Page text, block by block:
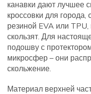
канавки дают лучшее
кроссовки для
резиной EVA или
скользят. Для
подошву с
микросфер – они
скольжение.
Материал верхней